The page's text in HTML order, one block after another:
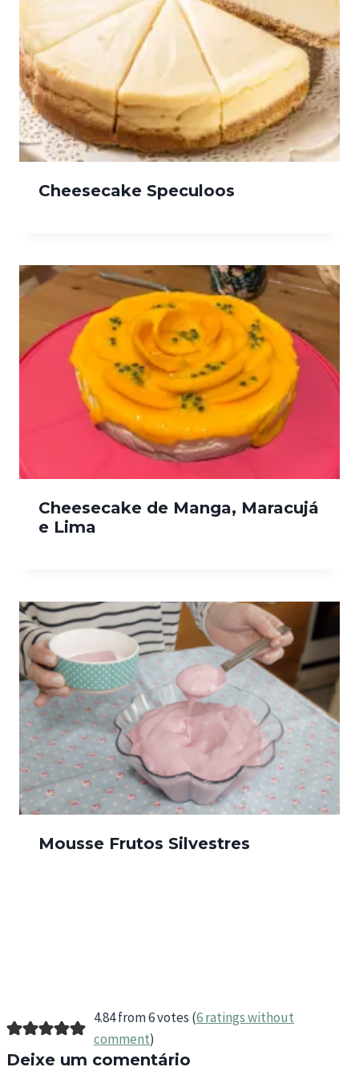
Cheesecake Speculoos
Cheesecake de Manga, Maracujá
e Lima
Mousse Frutos Silvestres
4.84 from 6 votes (6 ratings without
comment)
Deixe um comentário